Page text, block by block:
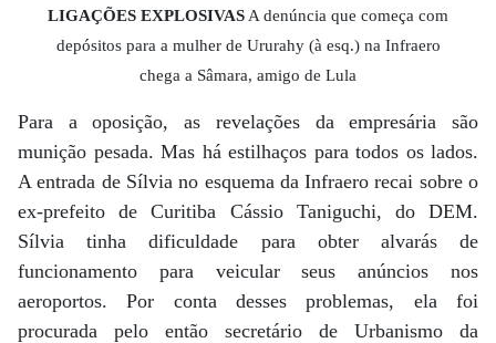
LIGAÇÕES EXPLOSIVAS A denúncia que começa com
depósitos para a mulher de Ururahy (à esq.) na Infraero
chega a Sâmara, amigo de Lula
Para a oposição, as revelações da empresária são
munição pesada. Mas há estilhaços para todos os lados.
A entrada de Sílvia no esquema da Infraero recai sobre o
ex-prefeito de Curitiba Cássio Taniguchi, do DEM.
Sílvia tinha dificuldade para obter alvarás de
funcionamento para veicular seus anúncios nos
aeroportos. Por conta desses problemas, ela foi
procurada pelo então secretário de Urbanismo da